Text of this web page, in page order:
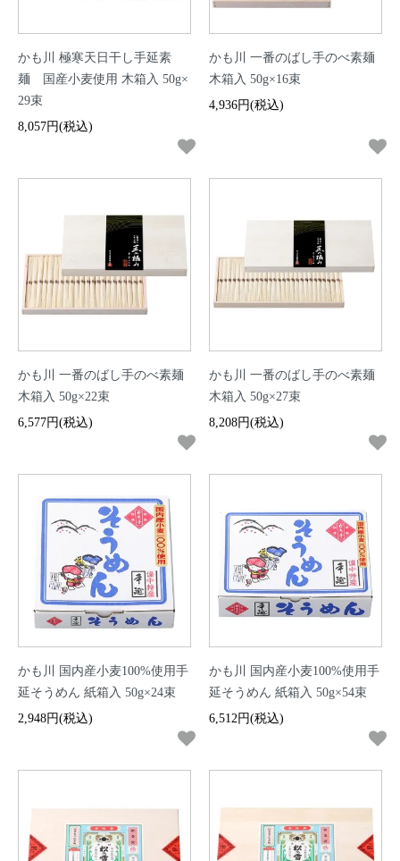
かも川 極寒天日干し手延素
麺 国産小麦使用 木箱入 50g×
29束
8,057円(税込)
かも川 一番のばし手のべ素麺
木箱入 50g×16束
4,936円(税込)
かも川 一番のばし手のべ素麺
木箱入 50g×22束
6,577円(税込)
かも川 一番のばし手のべ素麺
木箱入 50g×27束
8,208円(税込)
かも川 国内産小麦100%使用手
延そうめん 紙箱入 50g×24束
2,948円(税込)
かも川 国内産小麦100%使用手
延そうめん 紙箱入 50g×54束
6,512円(税込)